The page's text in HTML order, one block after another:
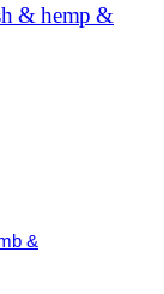
& hemp &